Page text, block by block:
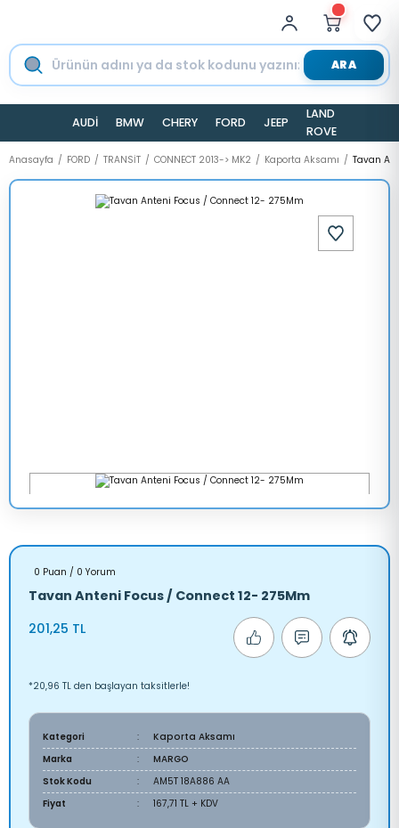
ARA
AUDİ BMW CHERY FORD JEEP
LAND
ROVER
Anasayfa FORD TRANSİT CONNECT 2013-> MK2 Kaporta Aksamı Tavan
0 Puan / 0 Yorum
Tavan Anteni Focus / Connect 12- 275Mm
201,25 TL
*20,96 TL den başlayan taksitlerle!
Kategori
Kaporta Aksamı
Marka
MARGO
Stok Kodu
AM5T 18A886 AA
Fiyat
167,71 TL + KDV